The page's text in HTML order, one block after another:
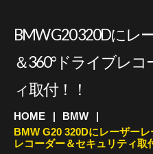
BMW G20 320Dにレ
＆360°ドライブレ
ィ取付！！
HOME
BMW
BMW G20 320Dにレーザー
レコーダー＆セキュリティ取